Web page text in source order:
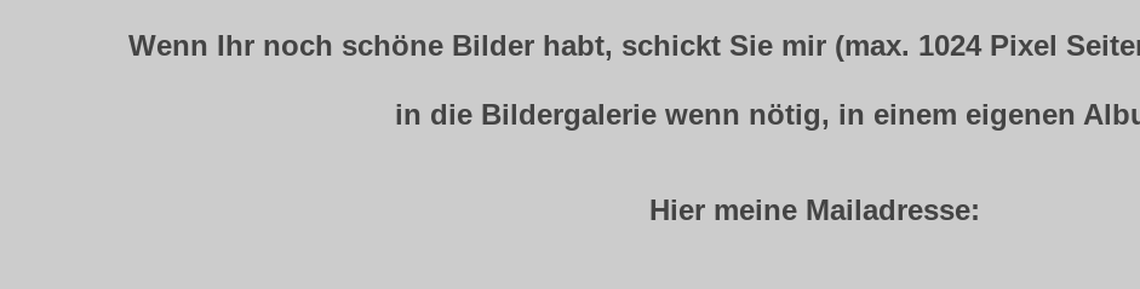
Wenn Ihr noch schöne Bilder habt, schickt Sie mir (max. 1024 Pixel
in die Bildergalerie wenn nötig, in einem eigenen
Hier meine Mailadresse: